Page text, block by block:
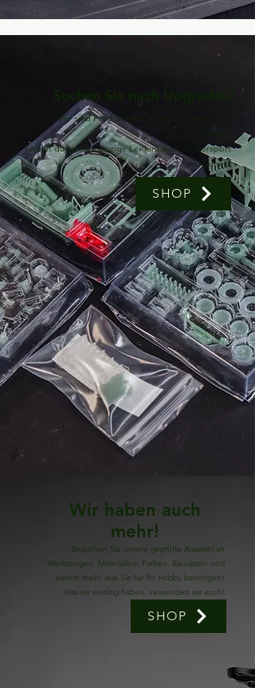
Suchen Sie nach Upgrades?
Wir sind Produzenten, Kreative, Denker und
Träumer.
Vereint durch eine einzige Leidenschaft: Motorsport
... im Kleinen!
SHOP
Wir haben auch
mehr!
Besuchen Sie unsere geprüfte Auswahl an
Werkzeugen, Materialien, Farben, Bausätzen und
vielem mehr, was Sie für Ihr Hobby benötigen!
Was wir vorrätig haben, verwenden wir auch!
SHOP